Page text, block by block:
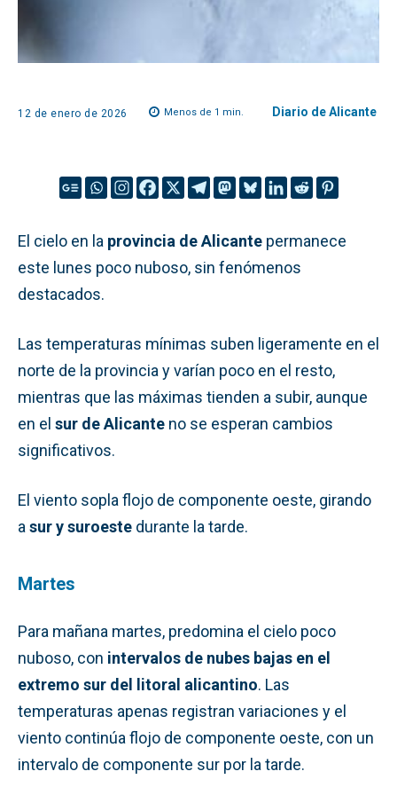
12 de enero de 2026 Menos de 1 min. Diario de Alicante
El cielo en la provincia de Alicante permanece
este lunes poco nuboso, sin fenómenos
destacados.
Las temperaturas mínimas suben ligeramente en el
norte de la provincia y varían poco en el resto,
mientras que las máximas tienden a subir, aunque
en el sur de Alicante no se esperan cambios
significativos.
El viento sopla flojo de componente oeste, girando
a sur y suroeste durante la tarde.
Martes
Para mañana martes, predomina el cielo poco
nuboso, con intervalos de nubes bajas en el
extremo sur del litoral alicantino. Las
temperaturas apenas registran variaciones y el
viento continúa flojo de componente oeste, con un
intervalo de componente sur por la tarde.